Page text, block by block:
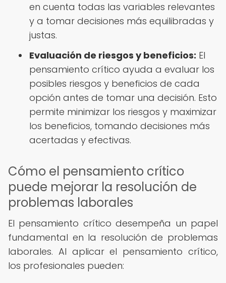
en cuenta todas las variables relevantes
y a tomar decisiones más equilibradas y
justas.
Evaluación de riesgos y beneficios: El
pensamiento crítico ayuda a evaluar los
posibles riesgos y beneficios de cada
opción antes de tomar una decisión. Esto
permite minimizar los riesgos y maximizar
los beneficios, tomando decisiones más
acertadas y efectivas.
Cómo el pensamiento crítico
puede mejorar la resolución de
problemas laborales
El pensamiento crítico desempeña un papel
fundamental en la resolución de problemas
laborales. Al aplicar el pensamiento crítico,
los profesionales pueden: